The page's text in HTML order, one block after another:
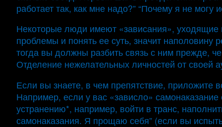
работает так, как мне надо?” “Почему я не могу
Некоторые люди имеют «зависания»,
проблемы и понять ее суть, значит
тогда вы должны разбить связь с ним прежде,
Отделение нежелательных личностей от своей
Если вы знаете, в чем препятствие, приложите
Например, если у вас «зависло»
устранению*, например, войти в транс,
самонаказания. Я прощаю себя” (если вы